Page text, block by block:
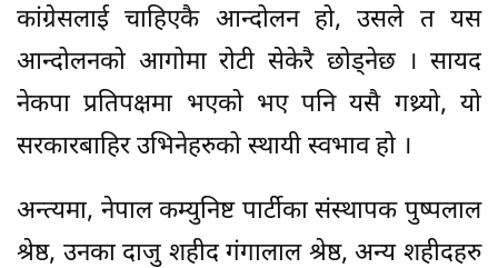
कांग्रेसलाई चाहिएकै आन्दोलन हो, उसले त यस
आन्दोलनको आगोमा रोटी सेकेरै छोड्नेछ । सायद
नेकपा प्रतिपक्षमा भएको भए पनि यसै गथ्र्यो, यो
सरकारबाहिर उभिनेहरुको स्थायी स्वभाव हो ।
अन्त्यमा, नेपाल कम्युनिष्ट पार्टीका संस्थापक पुष्पलाल
श्रेष्ठ, उनका दाजु शहीद गंगालाल श्रेष्ठ, अन्य शहीदहरु